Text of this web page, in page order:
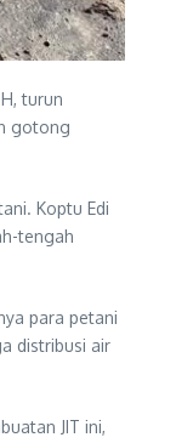
turun
gotong
Koptu Edi
tengah
para petani
distribusi air
JIT ini,